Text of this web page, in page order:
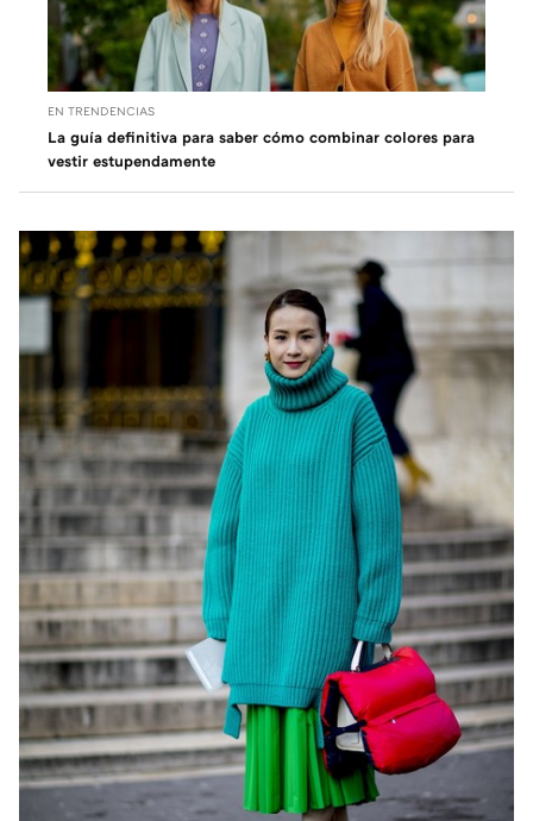
EN TRENDENCIAS
La guía definitiva para saber cómo combinar colores para
vestir estupendamente